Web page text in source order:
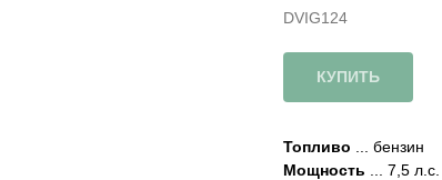
DVIG124
КУПИТЬ
Топливо ... бензин
Мощность ... 7,5 л.с.